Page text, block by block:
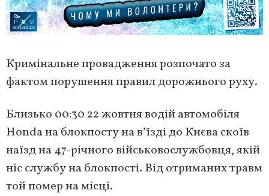
Кримінальне провадження розпочато за
фактом порушення правил дорожнього руху.
Близько 00:30 22 жовтня водій автомобіля
Honda на блокпосту на вʼїзді до Києва скоїв
наїзд на 47-річного військовослужбовця, якій
ніс службу на блокпості. Від отриманих травм
той помер на місці.